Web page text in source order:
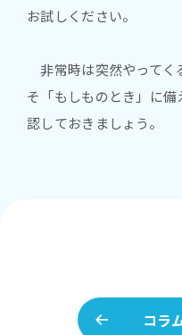
お試しください。
非常時は突然やってく
そ「もしものとき」に
認しておきましょう。
コラ